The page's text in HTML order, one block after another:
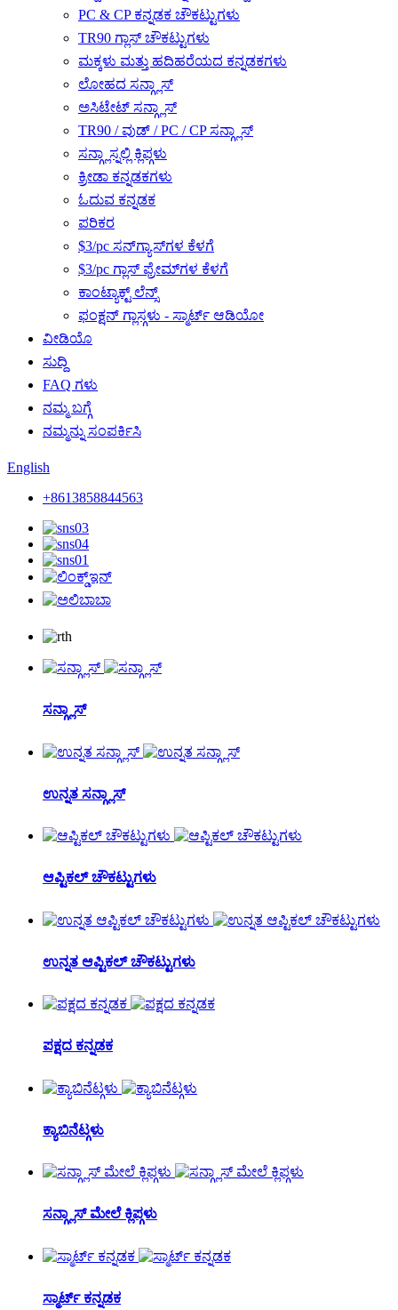
PC & CP ಕನ್ನಡಕ ಚೌಕಟ್ಟುಗಳು
TR90 ಗ್ಲಾಸ್ ಚೌಕಟ್ಟುಗಳು
ಮಕ್ಕಳು ಮತ್ತು ಹದಿಹರೆಯದ ಕನ್ನಡಕಗಳು
ಲೋಹದ ಸನ್ಗ್ಲಾಸ್
ಅಸಿಟೇಟ್ ಸನ್ಗ್ಲಾಸ್
TR90 / ವುಡ್ / PC / CP ಸನ್ಗ್ಲಾಸ್
ಸನ್ಗ್ಲಾಸ್ನಲ್ಲಿ ಕ್ಲಿಪ್ಗಳು
ಕ್ರೀಡಾ ಕನ್ನಡಕಗಳು
ಓದುವ ಕನ್ನಡಕ
ಪರಿಕರ
$3/pc ಸನ್‌ಗ್ಯಾಸ್‌ಗಳ ಕೆಳಗೆ
$3/pc ಗ್ಲಾಸ್ ಫ್ರೇಮ್‌ಗಳ ಕೆಳಗೆ
ಕಾಂಟ್ಯಾಕ್ಟ್ ಲೆನ್ಸ್
ಫಂಕ್ಷನ್ ಗ್ಲಾಸ್ಗಳು - ಸ್ಮಾರ್ಟ್ ಆಡಿಯೋ
ವೀಡಿಯೊ
ಸುದ್ದಿ
FAQ ಗಳು
ನಮ್ಮ ಬಗ್ಗೆ
ನಮ್ಮನ್ನು ಸಂಪರ್ಕಿಸಿ
English
+8613858844563
ಸನ್ಗ್ಲಾಸ್
ಉನ್ನತ ಸನ್ಗ್ಲಾಸ್
ಆಪ್ಟಿಕಲ್ ಚೌಕಟ್ಟುಗಳು
ಉನ್ನತ ಆಪ್ಟಿಕಲ್ ಚೌಕಟ್ಟುಗಳು
ಪಕ್ಷದ ಕನ್ನಡಕ
ಕ್ಯಾಬಿನೆಟ್ಗಳು
ಸನ್ಗ್ಲಾಸ್ ಮೇಲೆ ಕ್ಲಿಪ್ಗಳು
ಸ್ಮಾರ್ಟ್ ಕನ್ನಡಕ